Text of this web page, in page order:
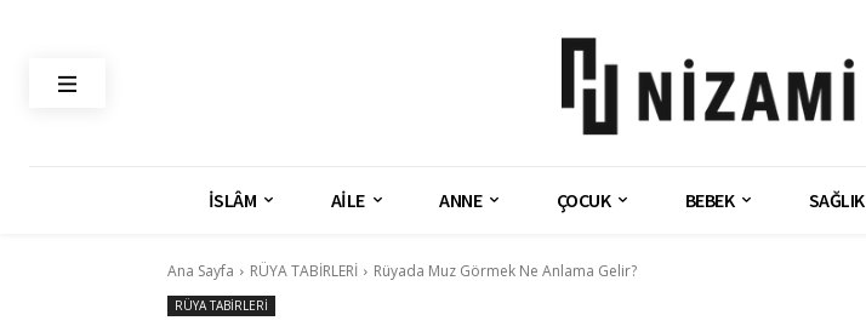
İSLÂM AİLE ANNE ÇOCUK BEBEK SAĞLIK
Ana Sayfa RÜYA TABİRLERİ Rüyada Muz Görmek Ne Anlama Gelir?
RÜYA TABİRLERİ